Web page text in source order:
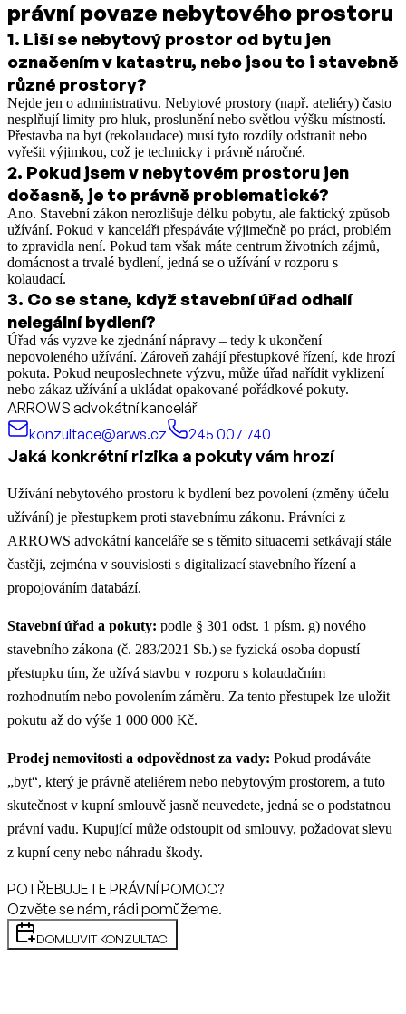
právní povaze nebytového prostoru
1. Liší se nebytový prostor od bytu jen
označením v katastru, nebo jsou to i stavebně
různé prostory?
Nejde jen o administrativu. Nebytové prostory (např. ateliéry) často
nesplňují limity pro hluk, proslunění nebo světlou výšku místností.
Přestavba na byt (rekolaudace) musí tyto rozdíly odstranit nebo
vyřešit výjimkou, což je technicky i právně náročné.
2. Pokud jsem v nebytovém prostoru jen
dočasně, je to právně problematické?
Ano. Stavební zákon nerozlišuje délku pobytu, ale faktický způsob
užívání. Pokud v kanceláři přespáváte výjimečně po práci, problém
to zpravidla není. Pokud tam však máte centrum životních zájmů,
domácnost a trvalé bydlení, jedná se o užívání v rozporu s
kolaudací.
3. Co se stane, když stavební úřad odhalí
nelegální bydlení?
Úřad vás vyzve ke zjednání nápravy – tedy k ukončení
nepovoleného užívání. Zároveň zahájí přestupkové řízení, kde hrozí
pokuta. Pokud neuposlechnete výzvu, může úřad nařídit vyklizení
nebo zákaz užívání a ukládat opakované pořádkové pokuty.
ARROWS advokátní kancelář
konzultace@arws.cz
245 007 740
Jaká konkrétní rizika a pokuty vám hrozí
Užívání nebytového prostoru k bydlení bez povolení (změny účelu
užívání) je přestupkem proti stavebnímu zákonu. Právníci z
ARROWS advokátní kanceláře se s těmito situacemi setkávají stále
častěji, zejména v souvislosti s digitalizací stavebního řízení a
propojováním databází.
Stavební úřad a pokuty: podle § 301 odst. 1 písm. g) nového
stavebního zákona (č. 283/2021 Sb.) se fyzická osoba dopustí
přestupku tím, že užívá stavbu v rozporu s kolaudačním
rozhodnutím nebo povolením záměru. Za tento přestupek lze uložit
pokutu až do výše 1 000 000 Kč.
Prodej nemovitosti a odpovědnost za vady: Pokud prodáváte
„byt“, který je právně ateliérem nebo nebytovým prostorem, a tuto
skutečnost v kupní smlouvě jasně neuvedete, jedná se o podstatnou
právní vadu. Kupující může odstoupit od smlouvy, požadovat slevu
z kupní ceny nebo náhradu škody.
POTŘEBUJETE PRÁVNÍ POMOC?
Ozvěte se nám, rádi pomůžeme.
DOMLUVIT KONZULTACI